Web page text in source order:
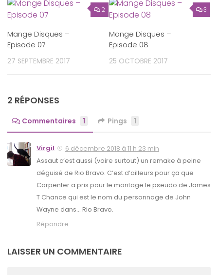
2
Mange Disques –
Episode 07
27 SEPTEMBRE 2017
3
Mange Disques –
Episode 08
25 OCTOBRE 2017
2 RÉPONSES
Commentaires 1 Pings 1
Virgil
6 décembre 2018 à 11 h 23 min
Assaut c’est aussi (voire surtout) un remake à peine
déguisé de Rio Bravo. C’est d’ailleurs pour ça que
Carpenter a pris pour le montage le pseudo de James
T Chance qui est le nom du personnage de John
Wayne dans… Rio Bravo.
Répondre
LAISSER UN COMMENTAIRE